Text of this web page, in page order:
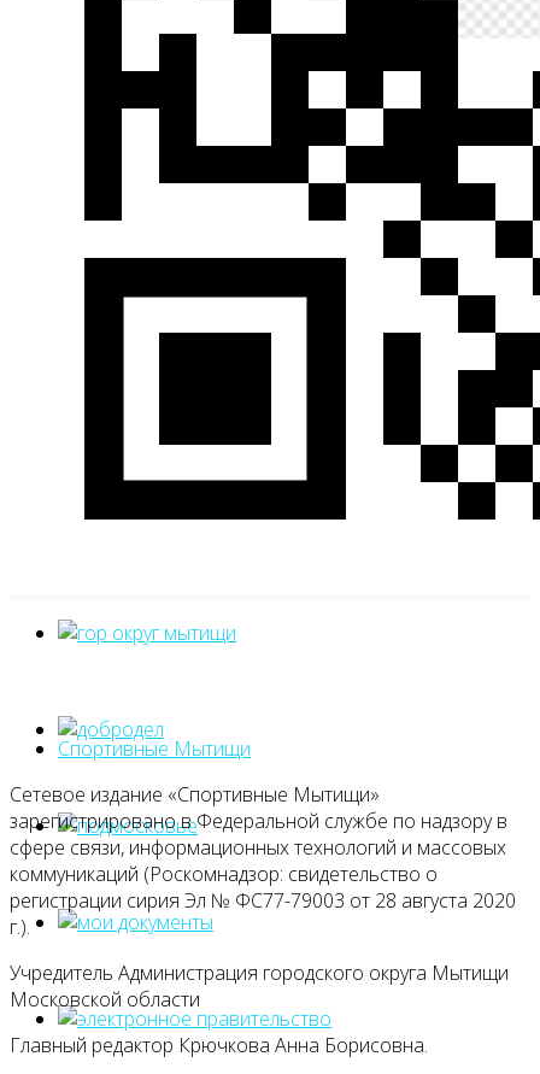
Спортивные Мытищи
Сетевое издание «Спортивные Мытищи»
зарегистрировано в Федеральной службе по надзору в
сфере связи, информационных технологий и массовых
коммуникаций (Роскомнадзор: свидетельство о
регистрации сирия Эл № ФС77-79003 от 28 августа 2020
г.).
Учредитель Администрация городского округа Мытищи
Московской области
Главный редактор Крючкова Анна Борисовна.